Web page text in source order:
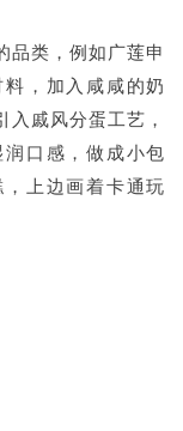
品类，例如广莲申
，加入咸咸的奶
戚风分蛋工艺，
口感，做成小包
上边画着卡通玩